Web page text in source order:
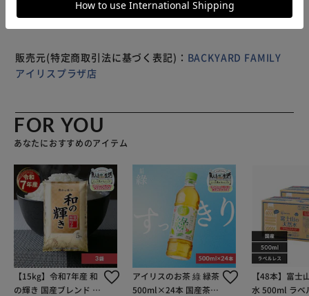
減にも効果的。 【エアーダクトがムレを軽減】 フレーム上
地】 超軽量フレーム&テンプルで、メガネの上から掛けても
目元に重たさを感じさせない軽い掛け心地。 【疲れを感じ
【ハードコートレンズ採用】 擦りキズや当てキズが付きに
くいハードコートレンズ仕様。レジャーやアウトドアシーン
に最適。 【選べるレンズカラー】 リゾート感溢れるミラー
レンズが日射しの眩しさを低減。裸眼のまま装着してもスタ
イリッシュ。 ※可視光線透過率は、13%～19%まで、カラ
ーにより異なります。 【持ち歩きに便利な収納袋付き】 お
気に入りのサンカバーをいつでも気軽に持ち歩ける！携帯に
便利な巾着タイプの収納袋が付属。 【ファッションのアク
セントに】 普段のコーデにさりげなくプラスするだけで、
アウトドアやスポーツシーンの素敵なアクセントに。 【商
品配送について】 配送番号なしの配送になります。
販売元(特定商取引法に基づく表記)： BACKYARD FAMILY
アイリスプラザ店
FOR YOU
あなたにおすすめのアイテム
【15kg】令和7年産 和
の輝き 国産ブレンド 5
アイリスのお茶 綠 緑茶
500ml×24本 国産茶葉
【48本】富士
水 500ml ラベ